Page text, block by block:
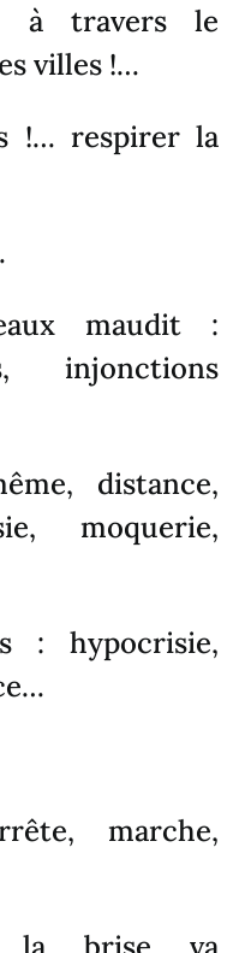
à travers le
villes !…
!… respirer la
maudit :
injonctions
distance,
moquerie,
: hypocrisie,
marche,